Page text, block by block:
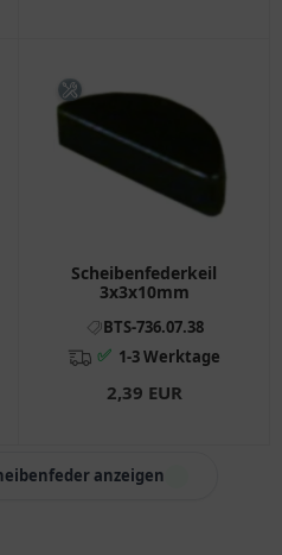
Scheibenfederkeil
3x3x10mm
BTS-736.07.38
✅ 1-3 Werktage
2,39 EUR
anzeigen